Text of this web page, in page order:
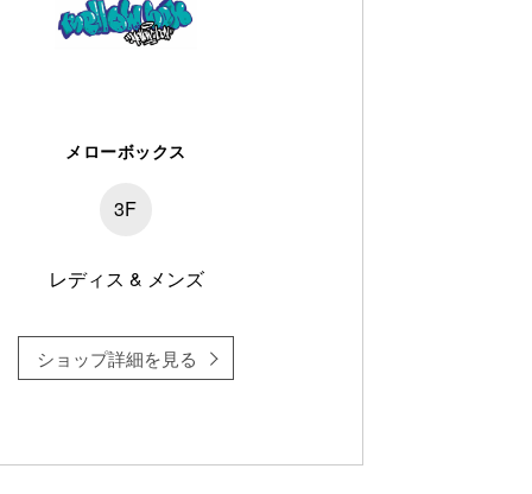
メローボックス
3F
レディス & メンズ
ショップ詳細を見る